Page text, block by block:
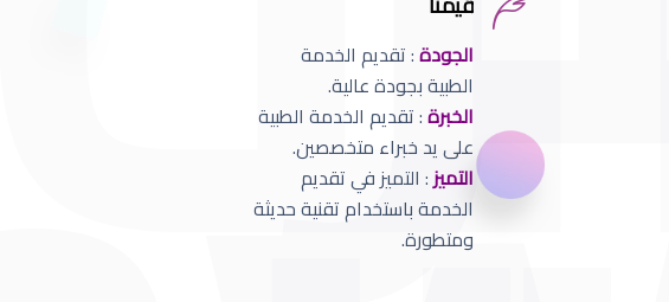
الجودة: تقديم الخدمة
الطبية بجودة عالية.
الخبرة: تقديم الخدمة الطبية
على يد خبراء متخصصين.
التميز: التميز في تقديم
الخدمة باستخدام تقنية حديثة
ومتطورة.